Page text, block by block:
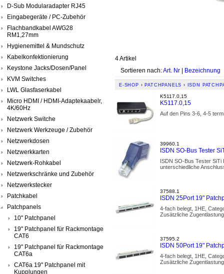
D-Sub Modularadapter RJ45
Eingabegeräte / PC-Zubehör
Flachbandkabel AWG28
RM1,27mm
Hygienemittel & Mundschutz
Kabelkonfektionierung
Keystone Jacks/Dosen/Panel
KVM Switches
LWL Glasfaserkabel
Micro HDMI / HDMI-Adaptekaabelr,
4K/60Hz
Netzwerk Switche
Netzwerk Werkzeuge / Zubehör
Netzwerkdosen
Netzwerkkarten
Netzwerk-Rohkabel
Netzwerkschränke und Zubehör
Netzwerkstecker
Patchkabel
Patchpanels
10" Patchpanel
19" Patchpanel für Rackmontage
CAT6
19" Patchpanel für Rackmontage
CAT6a
CAT6a 19" Patchpanel mit
Kupplungen
4 Artikel
Sortieren nach:Art. Nr | Bezeichnung
E-SHOP › PATCHPANELS › ISDN
K5117.0,15
K5117.0,15
Auf den Pins 3-6, 4-5
39960.1
ISDN SO-Bus Tester
ISDN SO-Bus Tester
unterschiedliche
37588.1
ISDN 25Port 19"
4-fach belegt, 1HE,
Zusätzliche
37595.2
ISDN 50Port 19"
4-fach belegt, 1HE,
Zusätzliche